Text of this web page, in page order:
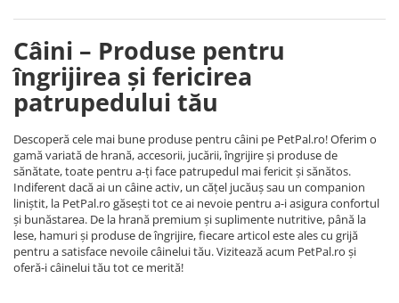
Câini – Produse pentru
îngrijirea și fericirea
patrupedului tău
Descoperă cele mai bune produse pentru câini pe PetPal.ro! Oferim o
gamă variată de hrană, accesorii, jucării, îngrijire și produse de
sănătate, toate pentru a-ți face patrupedul mai fericit și sănătos.
Indiferent dacă ai un câine activ, un cățel jucăuș sau un companion
liniștit, la PetPal.ro găsești tot ce ai nevoie pentru a-i asigura confortul
și bunăstarea. De la hrană premium și suplimente nutritive, până la
lese, hamuri și produse de îngrijire, fiecare articol este ales cu grijă
pentru a satisface nevoile câinelui tău. Vizitează acum PetPal.ro și
oferă-i câinelui tău tot ce merită!